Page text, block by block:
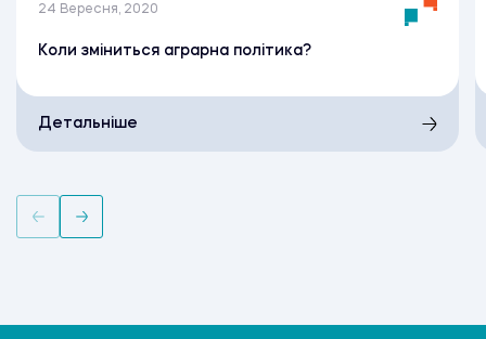
24 Вересня, 2020
Коли зміниться аграрна політика?
Детальніше